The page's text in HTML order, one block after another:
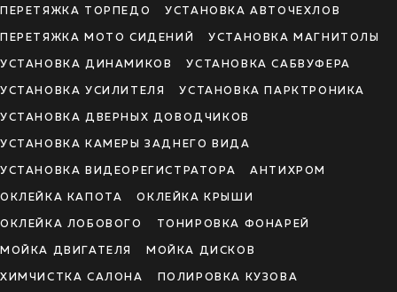
ПЕРЕТЯЖКА ТОРПЕДО УСТАНОВКА АВТОЧЕХЛОВ
ПЕРЕТЯЖКА МОТО СИДЕНИЙ УСТАНОВКА МАГНИТОЛЫ
УСТАНОВКА ДИНАМИКОВ УСТАНОВКА САБВУФЕРА
УСТАНОВКА УСИЛИТЕЛЯ УСТАНОВКА ПАРКТРОНИКА
УСТАНОВКА ДВЕРНЫХ ДОВОДЧИКОВ
УСТАНОВКА КАМЕРЫ ЗАДНЕГО ВИДА
УСТАНОВКА ВИДЕОРЕГИСТРАТОРА АНТИХРОМ
ОКЛЕЙКА КАПОТА ОКЛЕЙКА КРЫШИ
ОКЛЕЙКА ЛОБОВОГО ТОНИРОВКА ФОНАРЕЙ
МОЙКА ДВИГАТЕЛЯ МОЙКА ДИСКОВ
ХИМЧИСТКА САЛОНА ПОЛИРОВКА КУЗОВА